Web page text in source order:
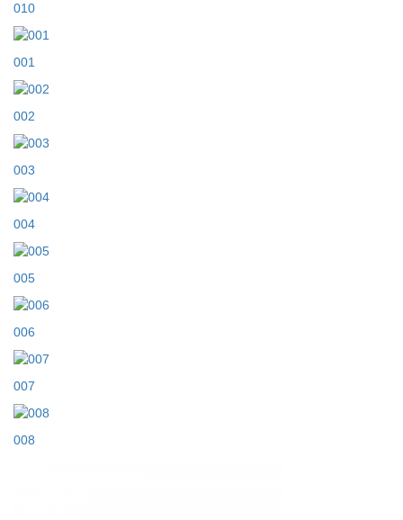
010
001
002
003
004
005
006
007
008